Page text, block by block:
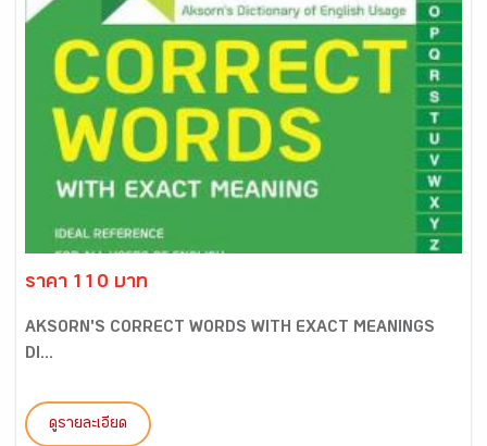
ราคา 110 บาท
AKSORN'S CORRECT WORDS WITH EXACT MEANINGS
DI...
ดูรายละเอียด